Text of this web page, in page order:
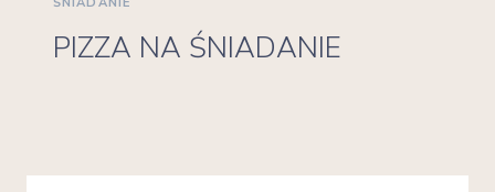
PIZZA NA ŚNIADANIE